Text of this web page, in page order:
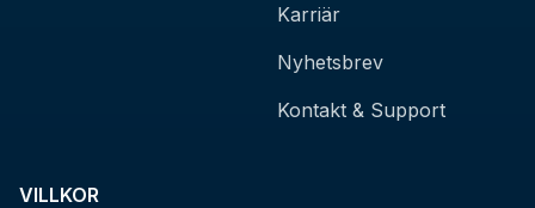
Karriär
Nyhetsbrev
Kontakt & Support
VILLKOR